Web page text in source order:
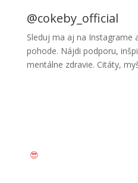
@cokeby_official
Sleduj ma aj na Instagrame
pohode. Nájdi podporu,
mentálne zdravie. Citáty,
😎